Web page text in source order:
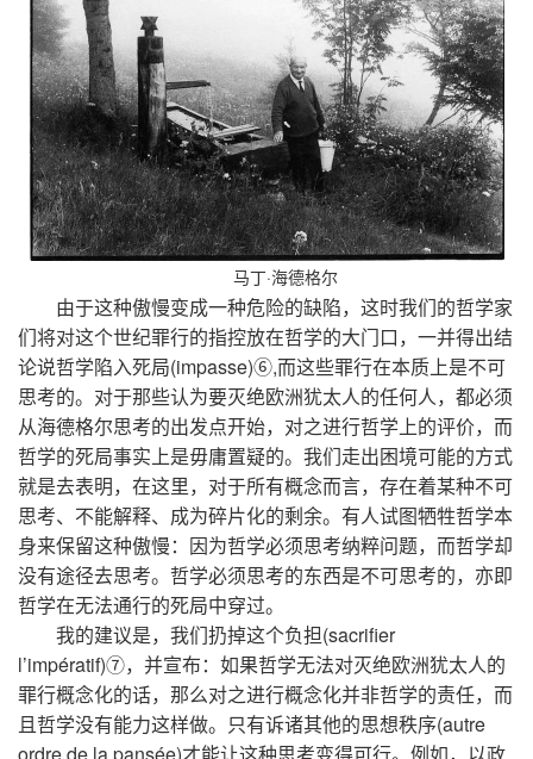
马丁·海德格尔
由于这种傲慢变成一种危险的缺陷，这时我们的哲学家
们将对这个世纪罪行的指控放在哲学的大门口，一并得出结
论说哲学陷入死局(impasse)⑥,而这些罪行在本质上是不可
思考的。对于那些认为要灭绝欧洲犹太人的任何人，都必须
从海德格尔思考的出发点开始，对之进行哲学上的评价，而
哲学的死局事实上是毋庸置疑的。我们走出困境可能的方式
就是去表明，在这里，对于所有概念而言，存在着某种不可
思考、不能解释、成为碎片化的剩余。有人试图牺牲哲学本
身来保留这种傲慢：因为哲学必须思考纳粹问题，而哲学却
没有途径去思考。哲学必须思考的东西是不可思考的，亦即
哲学在无法通行的死局中穿过。
我的建议是，我们扔掉这个负担(sacrifier
l’impératif)⑦，并宣布：如果哲学无法对灭绝欧洲犹太人的
罪行概念化的话，那么对之进行概念化并非哲学的责任，而
且哲学没有能力这样做。只有诉诸其他的思想秩序(autre
ordre de la pansée)才能让这种思考变得可行。例如，以政